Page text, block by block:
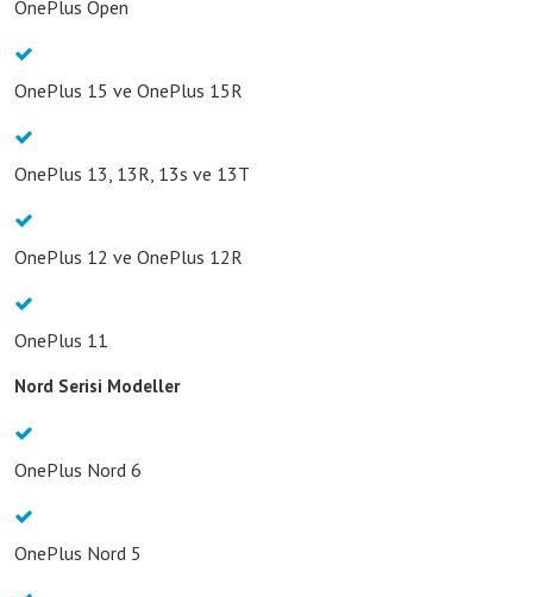
OnePlus Open
OnePlus 15 ve OnePlus 15R
OnePlus 13, 13R, 13s ve 13T
OnePlus 12 ve OnePlus 12R
OnePlus 11
Nord Serisi Modeller
OnePlus Nord 6
OnePlus Nord 5